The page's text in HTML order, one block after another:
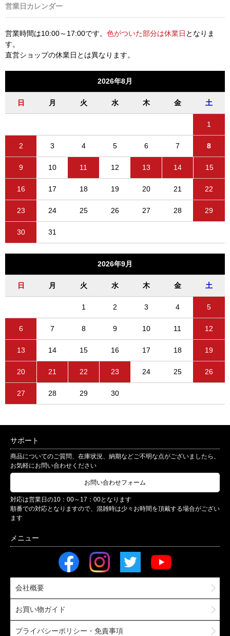
営業日カレンダー
営業時間は10:00～17:00です。 色がついた部分は休業日 となりま
す。
直営ショップの休業日とは異なります。
2026年8月
日 月 火 水 木 金 土
1
2 3 4 5 6 7 8
9 10 11 12 13 14 15
16 17 18 19 20 21 22
23 24 25 26 27 28 29
30 31
2026年9月
日 月 火 水 木 金 土
1 2 3 4 5
6 7 8 9 10 11 12
13 14 15 16 17 18 19
20 21 22 23 24 25 26
27 28 29 30
サポート
商品についてのご質問、在庫状況、納期などご不明な点がございましたら、
お気軽にお問い合わせください
お問い合わせフォーム
対応は営業日の10：00～17：00となります
順番での対応となりますので、混雑時は少々お時間を頂戴する場合がござい
ます
会社概要
お買い物ガイド
プライバシーポリシー・免責事項